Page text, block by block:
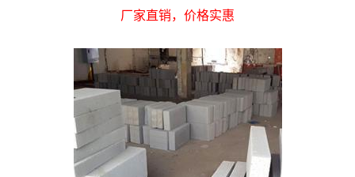
厂家直销，价格实惠